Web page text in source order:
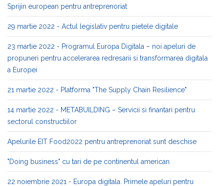
Sprijin european pentru antreprenoriat
29 martie 2022 - Actul legislativ pentru pietele digitale
23 martie 2022 - Programul Europa Digitala – noi apeluri de
propuneri pentru accelerarea redresarii si transformarea digitala
a Europei
21 martie 2022 - Platforma "The Supply Chain Resilience"
14 martie 2022 - METABUILDING – Servicii si finantari pentru
sectorul constructiilor
Apelurile EIT Food2022 pentru antreprenoriat sunt deschise
"Doing business" cu tari de pe continentul american
22 noiembrie 2021 - Europa digitala. Primele apeluri pentru